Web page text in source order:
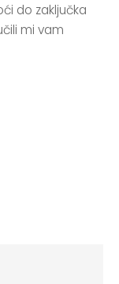
do zaključka
mi vam